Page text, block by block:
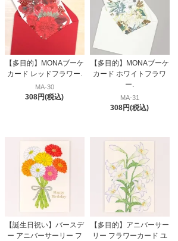
【多目的】MONAブーケ
カード レッドフラワー.
MA-30
308円(税込)
【多目的】MONAブーケ
カード ホワイトフラワ
ー.
MA-31
308円(税込)
【誕生日祝い】バースデ
ー アニバーサーリー フ
【多目的】アニバーサー
リー フラワーカード ユ